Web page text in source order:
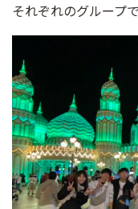
それぞれのグループ